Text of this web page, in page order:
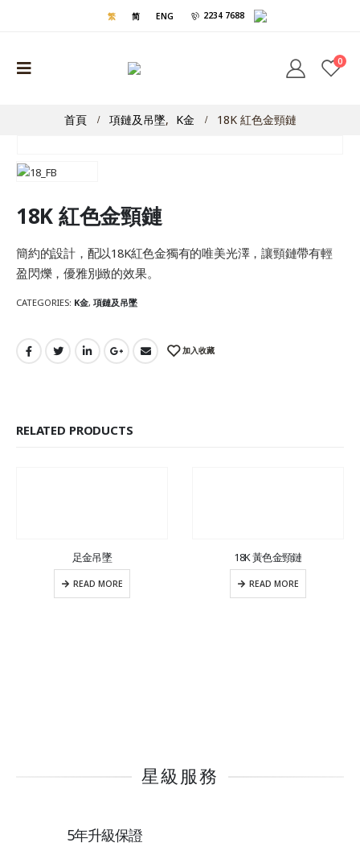
繁 简 ENG 2234 7688
0
首頁 項鏈及吊墜, K金 18K 紅色金頸鏈
18K 紅色金頸鏈
簡約的設計，配以18K紅色金獨有的唯美光澤，讓頸鏈帶有輕
盈閃爍，優雅別緻的效果。
CATEGORIES: K金, 項鏈及吊墜
加入收藏
RELATED PRODUCTS
足金吊墜
READ MORE
18K 黃色金頸鏈
READ MORE
星級服務
5年升級保證